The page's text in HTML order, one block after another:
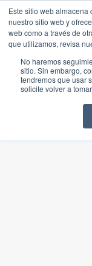
Este sitio web almacena
nuestro sitio web y
web como a través de
que utilizamos, revisa
No haremos
sitio. Sin embargo,
tendremos que usar
solicite volver a